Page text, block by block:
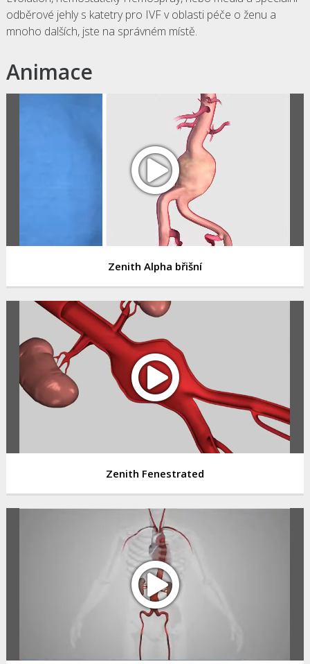
odběrové jehly s katetry pro IVF v oblasti péče o ženu a
mnoho dalších, jste na správném místě.
Animace
Zenith Alpha břišní
Zenith Fenestrated